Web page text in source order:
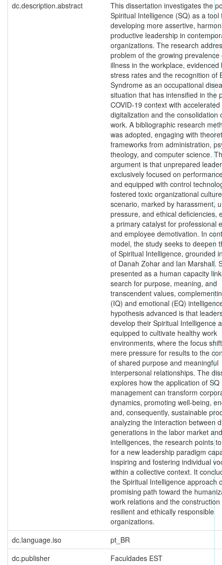
dc.description.abstract
This dissertation investigates the
Spiritual Intelligence (SQ) as a tool
developing more assertive,
productive leadership in
organizations. The research
problem of the growing prevalence
illness in the workplace, evidenced
stress rates and the recognition of
Syndrome as an occupational
situation that has intensified in the
COVID-19 context with accelerated
digitalization and the consolidation
work. A bibliographic research
was adopted, engaging with
frameworks from administration,
theology, and computer science.
argument is that unprepared
exclusively focused on
and equipped with control
fostered toxic organizational
scenario, marked by harassment,
pressure, and ethical deficiencies,
a primary catalyst for professional
and employee demotivation. In
model, the study seeks to deepen
of Spiritual Intelligence, grounded
of Danah Zohar and Ian Marshall.
presented as a human capacity
search for purpose, meaning, and
transcendent values,
(IQ) and emotional (EQ)
hypothesis advanced is that
develop their Spiritual Intelligence
equipped to cultivate healthy work
environments, where the focus
mere pressure for results to the
of shared purpose and meaningful
interpersonal relationships. The
explores how the application of SQ
management can transform
dynamics, promoting well-being,
and, consequently, sustainable
analyzing the interaction between
generations in the labor market
intelligences, the research points
for a new leadership paradigm
inspiring and fostering individual
within a collective context. It
the Spiritual Intelligence approach
promising path toward the
work relations and the
resilient and ethically responsible
organizations.
dc.language.iso
pt_BR
dc.publisher
Faculdades EST